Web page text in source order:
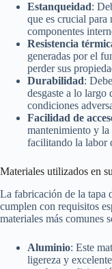
Estanqueidad:
que es crucial para
componentes
Resistencia
generadas por el
perder sus
Durabilidad:
desgaste a lo largo
condiciones
Facilidad de
mantenimiento y la
facilitando la labor
Materiales utilizados en
La fabricación de la tapa
cumplen con requisitos
materiales más comunes
Aluminio: Este
ligereza y